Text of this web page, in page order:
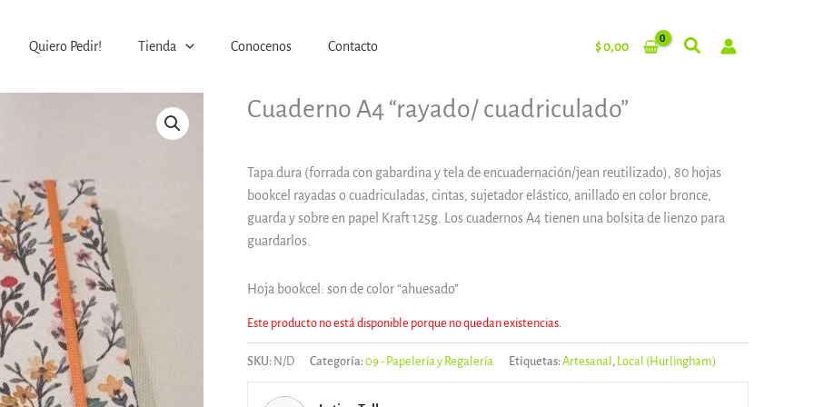
Quiero Pedir! Tienda Conocenos Contacto $0,00
Cuaderno A4 “rayado/ cuadriculado”
Tapa dura (forrada con gabardina y tela de encuadernación/jean reutilizado), 80 hojas
bookcel rayadas o cuadriculadas, cintas, sujetador elástico, anillado en color bronce,
guarda y sobre en papel Kraft 125g. Los cuadernos A4 tienen una bolsita de lienzo para
guardarlos.
Hoja bookcel: son de color “ahuesado”
Este producto no está disponible porque no quedan existencias.
SKU: N/D Categoría:09 - Papelería y Regalería Etiquetas:Artesanal , Local (Hurlingham)